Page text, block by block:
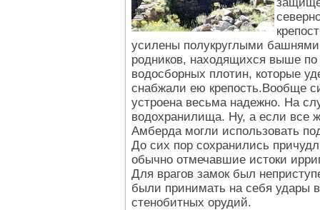
усилены полукруглыми
родников, находящихся выше по
водосборных плотин, которые
снабжали ею крепость.Вообще
устроена весьма надежно. На
водохранилища. Ну, а если все
Амберда могли использовать
До сих пор сохранились
обычно отмечавшие истоки
Для врагов замок был
были принимать на себя удары
стенобитных орудий.